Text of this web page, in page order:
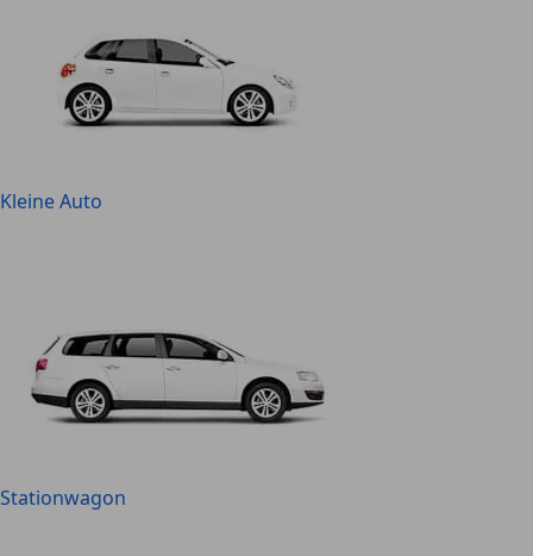
Kleine Auto
Stationwagon